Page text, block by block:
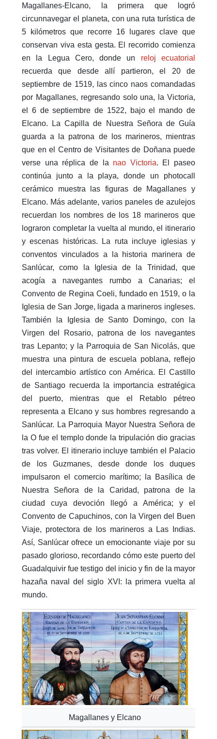
Magallanes-Elcano, la primera que logró
circunnavegar el planeta, con una ruta turística de
5 kilómetros que recorre 16 lugares clave que
conservan viva esta gesta. El recorrido comienza
en la Legua Cero, donde un reloj ecuatorial
recuerda que desde allí partieron, el 20 de
septiembre de 1519, las cinco naos comandadas
por Magallanes, regresando solo una, la Victoria,
el 6 de septiembre de 1522, bajo el mando de
Elcano. La Capilla de Nuestra Señora de Guía
guarda a la patrona de los marineros, mientras
que en el Centro de Visitantes de Doñana puede
verse una réplica de la nao Victoria. El paseo
continúa junto a la playa, donde un photocall
cerámico muestra las figuras de Magallanes y
Elcano. Más adelante, varios paneles de azulejos
recuerdan los nombres de los 18 marineros que
lograron completar la vuelta al mundo, el itinerario
y escenas históricas. La ruta incluye iglesias y
conventos vinculados a la historia marinera de
Sanlúcar, como la Iglesia de la Trinidad, que
acogía a navegantes rumbo a Canarias; el
Convento de Regina Coeli, fundado en 1519, o la
Iglesia de San Jorge, ligada a marineros ingleses.
También la Iglesia de Santo Domingo, con la
Virgen del Rosario, patrona de los navegantes
tras Lepanto; y la Parroquia de San Nicolás, que
muestra una pintura de escuela poblana, reflejo
del intercambio artístico con América. El Castillo
de Santiago recuerda la importancia estratégica
del puerto, mientras que el Retablo pétreo
representa a Elcano y sus hombres regresando a
Sanlúcar. La Parroquia Mayor Nuestra Señora de
la O fue el templo donde la tripulación dio gracias
tras volver. El itinerario incluye también el Palacio
de los Guzmanes, desde donde los duques
impulsaron el comercio marítimo; la Basílica de
Nuestra Señora de la Caridad, patrona de la
ciudad cuya devoción llegó a América; y el
Convento de Capuchinos, con la Virgen del Buen
Viaje, protectora de los marineros a Las Indias.
Así, Sanlúcar ofrece un emocionante viaje por su
pasado glorioso, recordando cómo este puerto del
Guadalquivir fue testigo del inicio y fin de la mayor
hazaña naval del siglo XVI: la primera vuelta al
mundo.
Magallanes y Elcano